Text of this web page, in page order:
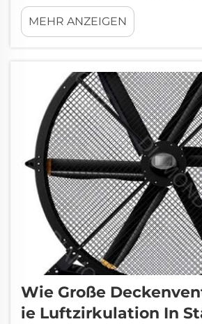
sind diese Ventilatoren groß
leistungsfähig, und sie sorgen
Luft in Bewegung bleibt,
herauszufinden, warum diese
landwirtschaftlich freundlich
MEHR ANZEIGEN
Wie Große
Ie Luftzirkulation In